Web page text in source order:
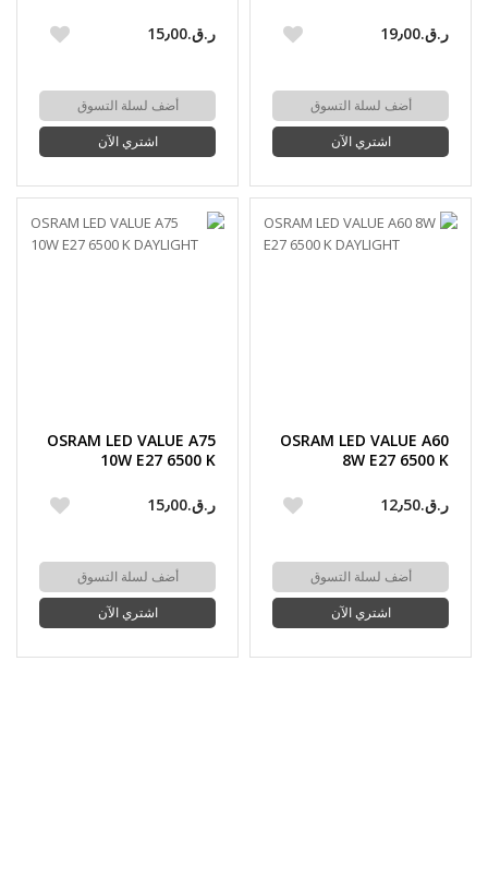
ر.ق.‏19٫00
أضف لسلة التسوق
اشتري الآن
ر.ق.‏15٫00
أضف لسلة التسوق
اشتري الآن
OSRAM LED VALUE A60
8W E27 6500 K
ر.ق.‏12٫50
أضف لسلة التسوق
اشتري الآن
OSRAM LED VALUE A75
10W E27 6500 K
ر.ق.‏15٫00
أضف لسلة التسوق
اشتري الآن